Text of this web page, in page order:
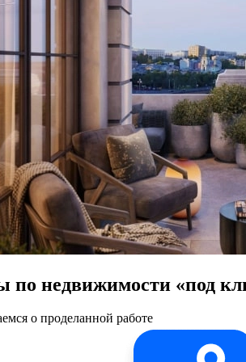
по недвижимости «под
о проделанной работе